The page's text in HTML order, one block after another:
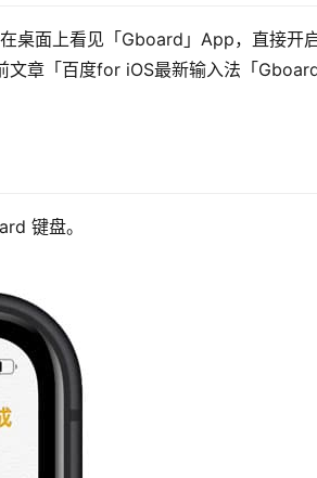
桌面上看见「Gboard」App，直接开
文章「百度for iOS最新输入法「
键盘。